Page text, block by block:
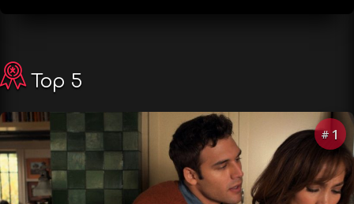
Top 5
# 1